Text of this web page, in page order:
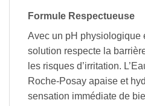
Formule Respectueuse
Avec un pH physiologique
solution respecte la
les risques d’irritation.
Roche-Posay apaise et
sensation immédiate de